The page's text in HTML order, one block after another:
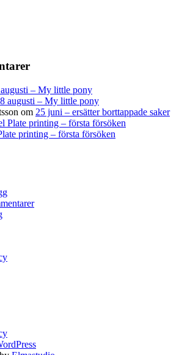
– My little pony
augusti – My little pony
om 25 juni – ersätter borttappade saker
Plate printing – första försöken
printing – första försöken